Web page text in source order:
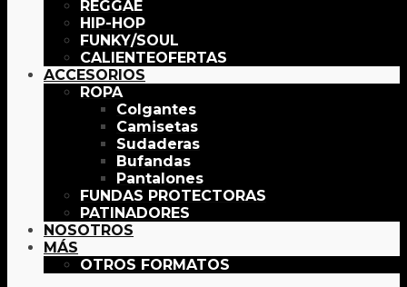
REGGAE
HIP-HOP
FUNKY/SOUL
OFERTAS
ACCESORIOS
ROPA
Colgantes
Camisetas
Sudaderas
Bufandas
Pantalones
FUNDAS PROTECTORAS
PATINADORES
NOSOTROS
MÁS
OTROS FORMATOS